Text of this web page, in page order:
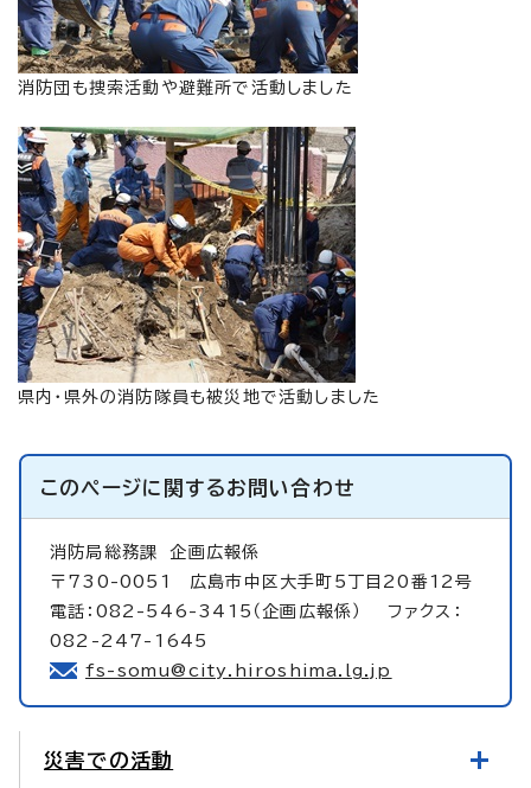
消防団も捜索活動や避難所で活動しました
県内・県外の消防隊員も被災地で活動しました
このページに関するお問い合わせ
消防局総務課企画広報係
〒730-0051 広島市中区大手町5丁目20番12号
電話：082-546-3415（企画広報係） ファクス：
082-247-1645
fs-somu@city.hiroshima.lg.jp
災害での活動